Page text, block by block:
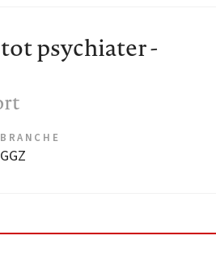
psychiater -
BRANCHE
GGZ